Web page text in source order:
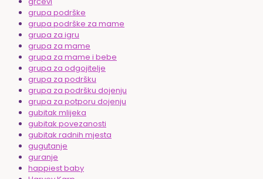
grupa podrške
grupa podrške za mame
grupa za igru
grupa za mame
grupa za mame i bebe
grupa za odgojitelje
grupa za podršku
grupa za podršku dojenju
grupa za potporu dojenju
gubitak mlijeka
gubitak povezanosti
gubitak radnih mjesta
gugutanje
guranje
happiest baby